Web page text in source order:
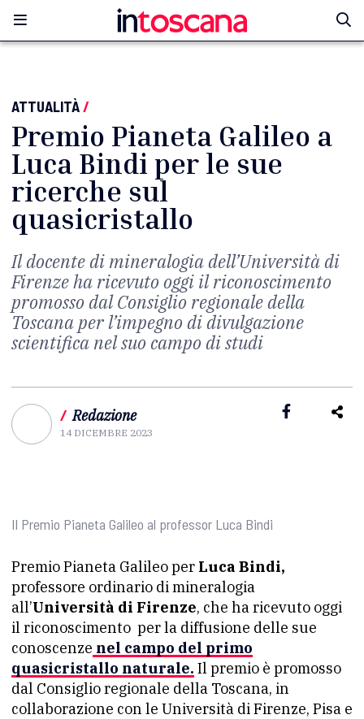
ATTUALITÀ/
Premio Pianeta Galileo a
Luca Bindi per le sue
ricerche sul
quasicristallo
Il docente di mineralogia dell’Università di
Firenze ha ricevuto oggi il riconoscimento
promosso dal Consiglio regionale della
Toscana per l’impegno di divulgazione
scientifica nel suo campo di studi
/ Redazione
14 DICEMBRE 2023
Il Premio Pianeta Galileo al professor Luca Bindi
Premio Pianeta Galileo per Luca Bindi,
professore ordinario di mineralogia
all’Università di Firenze, che ha ricevuto oggi
il riconoscimento per la diffusione delle sue
conoscenze nel campo del primo
quasicristallo naturale. Il premio è promosso
dal Consiglio regionale della Toscana, in
collaborazione con le Università di Firenze, Pisa e